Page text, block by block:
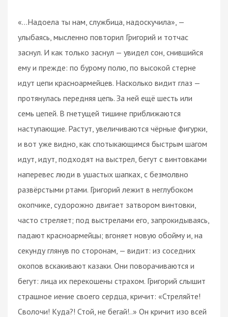
«…Надоела ты нам, службица, надоскучила», —
улыбаясь, мысленно повторил Григорий и тотчас
заснул. И как только заснул — увидел сон, снившийся
ему и прежде: по бурому полю, по высокой стерне
идут цепи красноармейцев. Насколько видит глаз —
протянулась передняя цепь. За ней ещё шесть или
семь цепей. В гнетущей тишине приближаются
наступающие. Растут, увеличиваются чёрные фигурки,
и вот уже видно, как спотыкающимся быстрым шагом
идут, идут, подходят на выстрел, бегут с винтовками
наперевес люди в ушастых шапках, с безмолвно
развёрстыми ртами. Григорий лежит в неглубоком
окопчике, судорожно двигает затвором винтовки,
часто стреляет; под выстрелами его, запрокидываясь,
падают красноармейцы; вгоняет новую обойму и, на
секунду глянув по сторонам, — видит: из соседних
окопов вскакивают казаки. Они поворачиваются и
бегут: лица их перекошены страхом. Григорий слышит
страшное иение своего сердца, кричит: «Стреляйте!
Сволочи! Куда?! Стой, не бегай!..» Он кричит изо всей